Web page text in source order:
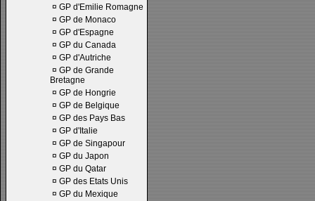
¤ GP d'Emilie Romagne
¤ GP de Monaco
¤ GP d'Espagne
¤ GP du Canada
¤ GP d'Autriche
¤ GP de Grande
Bretagne
¤ GP de Hongrie
¤ GP de Belgique
¤ GP des Pays Bas
¤ GP d'Italie
¤ GP de Singapour
¤ GP du Japon
¤ GP du Qatar
¤ GP des Etats Unis
¤ GP du Mexique